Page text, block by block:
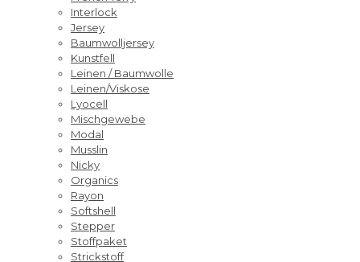
Interlock
Jersey
Baumwolljersey
Kunstfell
Leinen / Baumwolle
Leinen/Viskose
Lyocell
Mischgewebe
Modal
Musslin
Nicky
Organics
Rayon
Softshell
Stepper
Stoffpaket
Strickstoff